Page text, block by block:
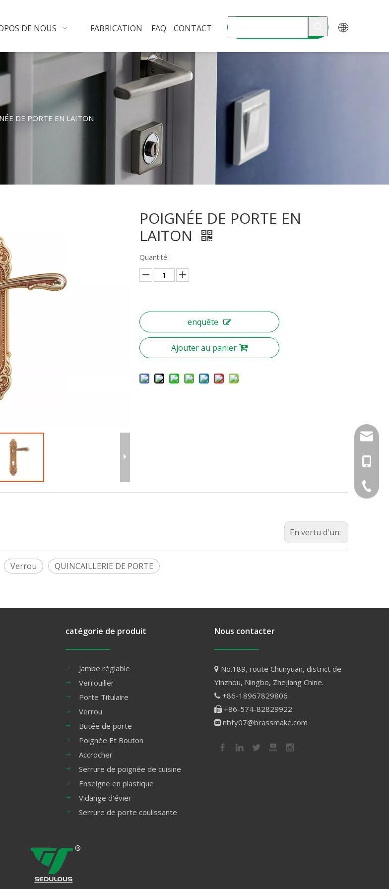
DE NOUS FABRICATION FAQ CONTACT
DE PORTE EN LAITON
POIGNÉE DE PORTE EN
LAITON
Quantité:
enquête
Ajouter au panier
En vertu d'un:
Verrou QUINCAILLERIE DE PORTE
catégorie de produit
Jambe réglable
Verrouiller
Porte Titulaire
Verrou
Butée de porte
Poignée Et Bouton
Accrocher
Serrure de poignée de cuisine
Enseigne en plastique
Vidange d'évier
Serrure de porte coulissante
Nous contacter
 No.189, route Chunyuan, district de
Yinzhou, Ningbo, Zhejiang Chine.
 +86-18967829806
 +86-574-82829922
 nbty07@brassmake.com
+86-